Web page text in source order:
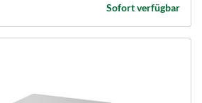
Sofort verfügbar